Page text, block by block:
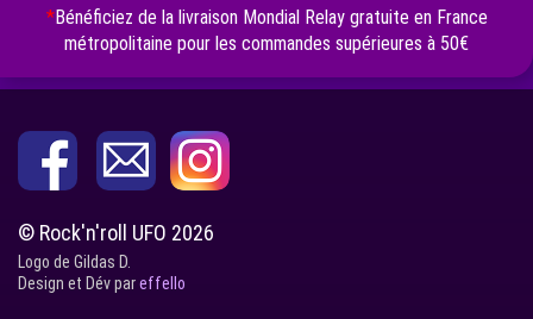
*Bénéficiez de la livraison Mondial Relay gratuite en France
métropolitaine pour les commandes supérieures à 50€
© Rock'n'roll UFO 2026
Logo de Gildas D.
Design et Dév pareffello